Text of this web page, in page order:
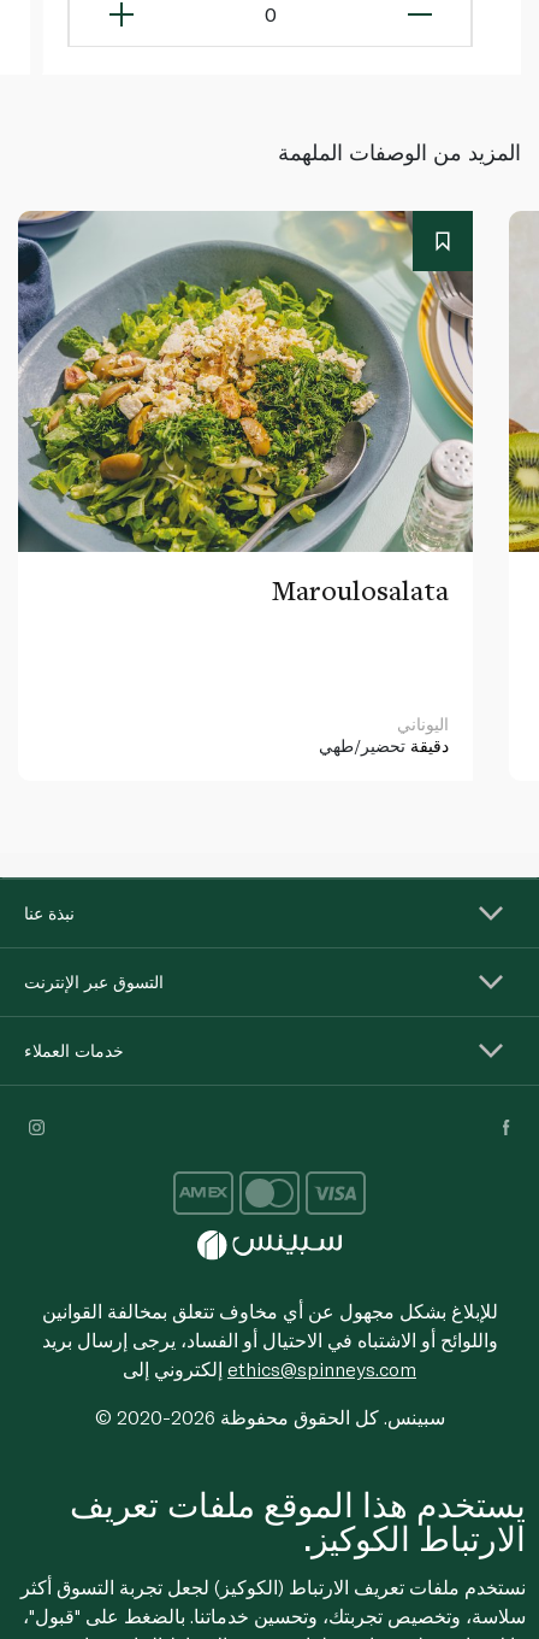
0
المزيد من الوصفات الملهمة
Maroulosalata
اليوناني
دقيقة تحضير/طهي
نبذة عنا
التسوق عبر الإنترنت
خدمات العملاء
للإبلاغ بشكل مجهول عن أي مخاوف تتعلق بمخالفة القوانين
واللوائح أو الاشتباه في الاحتيال أو الفساد، يرجى إرسال بريد
ethics@spinneys.com
© 2020-2026 سبينس. كل الحقوق محفوظة
يستخدم هذا الموقع ملفات تعريف
الارتباط الكوكيز.
نستخدم ملفات تعريف الارتباط (الكوكيز) لجعل تجربة التسوق أكثر
سلاسة، وتخصيص تجربتك، وتحسين خدماتنا. بالضغط على "قبول"،